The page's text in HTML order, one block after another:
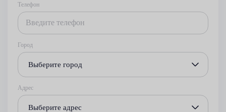
Телефон
Город
Выберите город
Адрес
Выберите адрес